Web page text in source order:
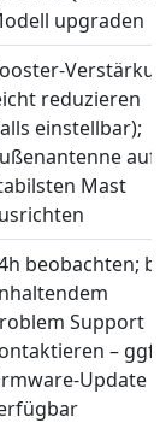
upgraden
reduzieren
einstellbar);
auf
Mast
beobachten;
Support
– ggf.
Update